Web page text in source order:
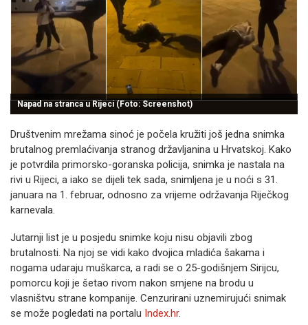
Napad na stranca u Rijeci (Foto: Screenshot)
Društvenim mrežama sinoć je počela kružiti još jedna snimka
brutalnog premlaćivanja stranog državljanina u Hrvatskoj. Kako
je potvrdila primorsko-goranska policija, snimka je nastala na
rivi u Rijeci, a iako se dijeli tek sada, snimljena je u noći s 31.
januara na 1. februar, odnosno za vrijeme održavanja Riječkog
karnevala.
Jutarnji list je u posjedu snimke koju nisu objavili zbog
brutalnosti. Na njoj se vidi kako dvojica mladića šakama i
nogama udaraju muškarca, a radi se o 25-godišnjem Sirijcu,
pomorcu koji je šetao rivom nakon smjene na brodu u
vlasništvu strane kompanije. Cenzurirani uznemirujući snimak
se može pogledati na portalu Index.hr.